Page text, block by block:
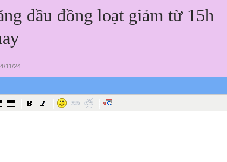
dầu đồng loạt giảm từ 15h
11/24